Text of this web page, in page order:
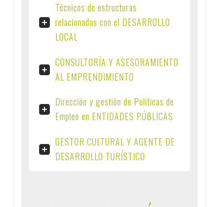
Técnicos de estructuras
relacionadas con el DESARROLLO
LOCAL
CONSULTORÍA Y ASESORAMIENTO
AL EMPRENDIMIENTO
Dirección y gestión de Políticas de
Empleo en ENTIDADES PÚBLICAS
GESTOR CULTURAL Y AGENTE DE
DESARROLLO TURÍSTICO